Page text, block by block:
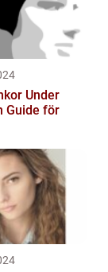
Under
Guide för